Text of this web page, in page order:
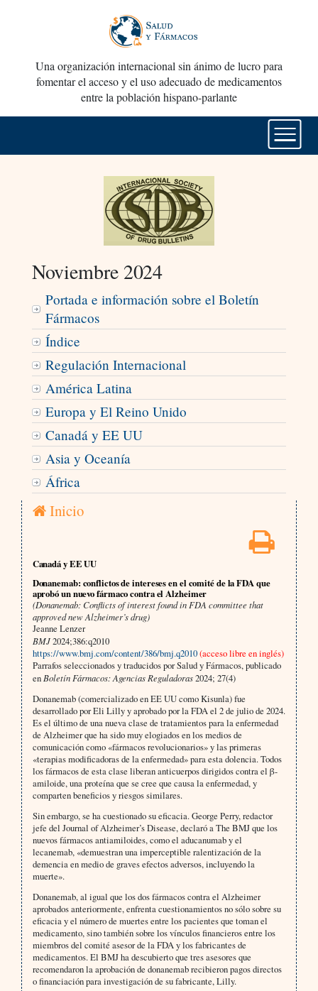
Una organización internacional sin ánimo de lucro para
fomentar el acceso y el uso adecuado de medicamentos
entre la población hispano-parlante
Noviembre 2024
Portada e información sobre el Boletín
Fármacos
Índice
Regulación Internacional
América Latina
Europa y El Reino Unido
Canadá y EE UU
Asia y Oceanía
África
Inicio
Canadá y EE UU
Donanemab: conflictos de intereses en el comité de la FDA que
aprobó un nuevo fármaco contra el Alzheimer
(Donanemab: Conflicts of interest found in FDA committee that
approved new Alzheimer’s drug)
Jeanne Lenzer
BMJ2024;386:q2010
https://www.bmj.com/content/386/bmj.q2010(acceso libre en inglés)
Parrafos seleccionados y traducidos por Salud y Fármacos, publicado
en Boletín Fármacos: Agencias Reguladoras2024; 27(4)
Donanemab (comercializado en EE UU como Kisunla) fue
desarrollado por Eli Lilly y aprobado por la FDA el 2 de julio de 2024.
Es el último de una nueva clase de tratamientos para la enfermedad
de Alzheimer que ha sido muy elogiados en los medios de
comunicación como «fármacos revolucionarios» y las primeras
«terapias modificadoras de la enfermedad» para esta dolencia. Todos
los fármacos de esta clase liberan anticuerpos dirigidos contra el β-
amiloide, una proteína que se cree que causa la enfermedad, y
comparten beneficios y riesgos similares.
Sin embargo, se ha cuestionado su eficacia. George Perry, redactor
jefe del Journal of Alzheimer’s Disease, declaró a The BMJ que los
nuevos fármacos antiamiloides, como el aducanumab y el
lecanemab, «demuestran una imperceptible ralentización de la
demencia en medio de graves efectos adversos, incluyendo la
muerte».
Donanemab, al igual que los dos fármacos contra el Alzheimer
aprobados anteriormente, enfrenta cuestionamientos no sólo sobre su
eficacia y el número de muertes entre los pacientes que toman el
medicamento, sino también sobre los vínculos financieros entre los
miembros del comité asesor de la FDA y los fabricantes de
medicamentos. El BMJ ha descubierto que tres asesores que
recomendaron la aprobación de donanemab recibieron pagos directos
o financiación para investigación de su fabricante, Lilly.